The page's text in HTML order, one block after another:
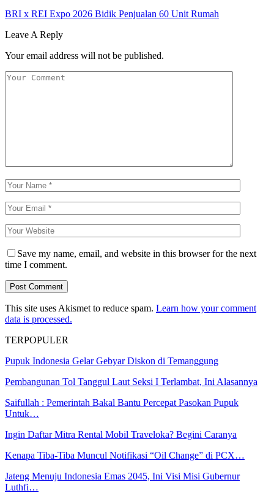
BRI x REI Expo 2026 Bidik Penjualan 60 Unit Rumah
Leave A Reply
Your email address will not be published.
Save my name, email, and website in this browser for the next
time I comment.
This site uses Akismet to reduce spam. Learn how your comment
data is processed.
TERPOPULER
Pupuk Indonesia Gelar Gebyar Diskon di Temanggung
Pembangunan Tol Tanggul Laut Seksi I Terlambat, Ini Alasannya
Saifullah : Pemerintah Bakal Bantu Percepat Pasokan Pupuk
Untuk…
Ingin Daftar Mitra Rental Mobil Traveloka? Begini Caranya
Kenapa Tiba-Tiba Muncul Notifikasi “Oil Change” di PCX…
Jateng Menuju Indonesia Emas 2045, Ini Visi Misi Gubernur
Luthfi…